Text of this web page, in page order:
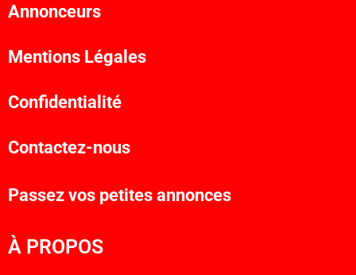
Annonceurs
Mentions Légales
Confidentialité
Contactez-nous
Passez vos petites annonces
À PROPOS